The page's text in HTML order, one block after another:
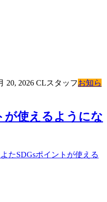
20, 2026 CLスタッフお知ら
が使えるようにな
たSDGsポイントが使える